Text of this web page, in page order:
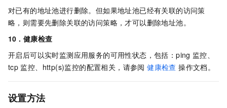
对已有的地址池进行删除。但如果地址池已经有关联的访问策
略，则需要先删除关联的访问策略，才可以删除地址池。
10 . 健康检查
开启后可以实时监测应用服务的可用性状态，包括：ping 监控、
tcp 监控、http(s)监控的配置相关，请参阅健康检查 操作文档。
设置方法